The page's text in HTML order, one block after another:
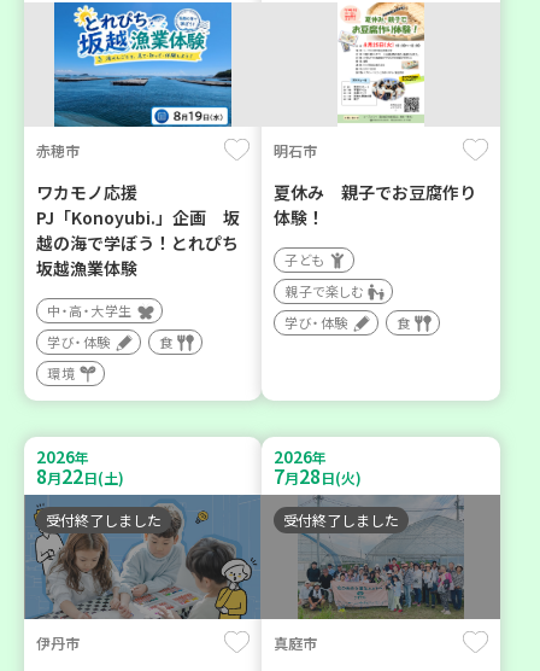
赤穂市
ワカモノ応援
PJ「Konoyubi.」企画 坂
越の海で学ぼう！とれぴち
坂越漁業体験
中・高・大学生
学び・体験
食
環境
明石市
夏休み 親子でお豆腐作り
体験！
子ども
親子で楽しむ
学び・体験
食
2026年
8月22日(土)
受付終了しました
伊丹市
2026年
7月28日(火)
受付終了しました
真庭市